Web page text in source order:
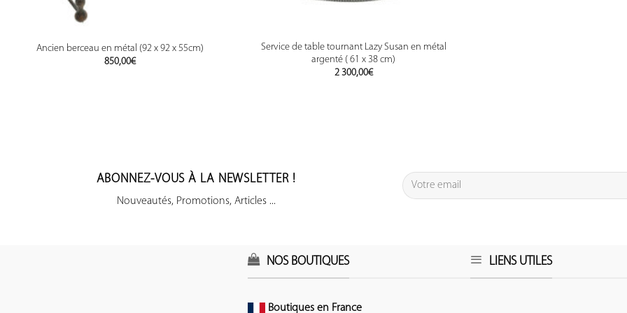
Ancien berceau en métal (92 x 92 x 55cm)
850,00€
Service de table tournant Lazy Susan en métal
argenté ( 61 x 38 cm)
2 300,00€
ABONNEZ-VOUS À LA NEWSLETTER !
Nouveautés, Promotions, Articles ...
NOS BOUTIQUES
Boutiques en France
LIENS UTILES